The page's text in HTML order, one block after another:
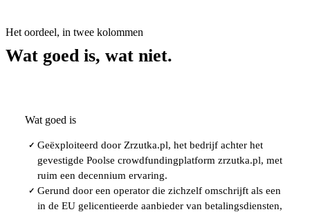
Het oordeel, in twee kolommen
Wat goed is, wat niet.
Wat goed is
✓ Geëxploiteerd door Zrzutka.pl, het bedrijf achter het
gevestigde Poolse crowdfundingplatform zrzutka.pl, met
ruim een decennium ervaring.
✓ Gerund door een operator die zichzelf omschrijft als een
in de EU gelicentieerde aanbieder van betalingsdiensten,